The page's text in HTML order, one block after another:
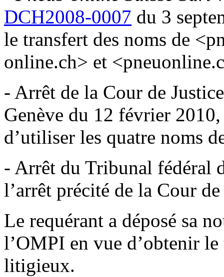
DCH2008-0007 du 3
le transfert des noms de
online.ch> et
- Arrêt de la Cour de
Genève du 12 février
d’utiliser les quatre noms
- Arrêt du Tribunal fédéral
l’arrêt précité de la Cour
Le requérant a déposé sa
l’OMPI en vue d’obtenir
litigieux.